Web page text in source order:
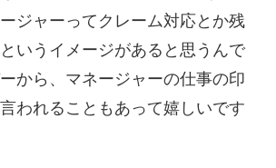
ジャーってクレーム対応とか残
いうイメージがあると思うんで
から、マネージャーの仕事の印
われることもあって嬉しいです